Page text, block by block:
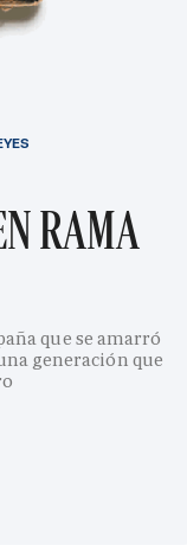
RAMA
que se amarró
generación que